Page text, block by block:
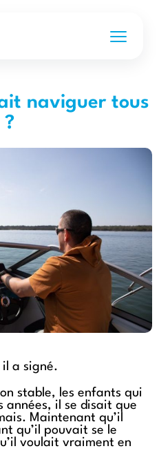
naviguer tous
?
a signé.
stable, les enfants qui
années, il se disait que
Maintenant qu’il
qu’il pouvait se le
voulait vraiment en